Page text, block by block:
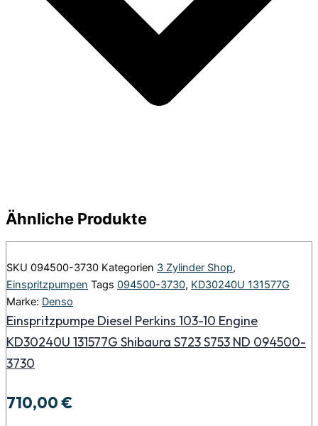
Ähnliche Produkte
SKU 094500-3730 Kategorien 3 Zylinder Shop,
Einspritzpumpen Tags 094500-3730, KD30240U 131577G
Marke: Denso
Einspritzpumpe Diesel Perkins 103-10 Engine
KD30240U 131577G Shibaura S723 S753 ND 094500-
3730
710,00€